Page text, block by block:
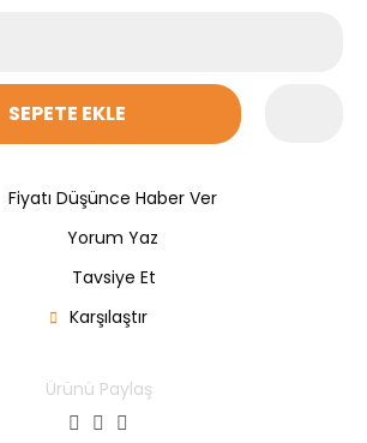
SEPETE EKLE
Fiyatı Düşünce Haber Ver
Yorum Yaz
Tavsiye Et
Karşılaştır
Ürünü Paylaş